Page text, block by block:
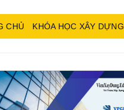
CHỦ KHÓA HỌC XÂY DỰNG